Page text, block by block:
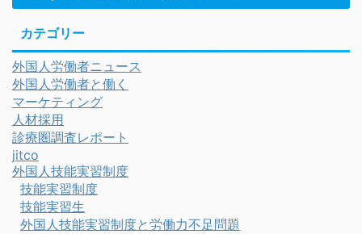
カテゴリー
外国人労働者ニュース
外国人労働者と働く
マーケティング
人材採用
診療圏調査レポート
jitco
外国人技能実習制度
技能実習制度
技能実習生
外国人技能実習制度と労働力不足問題